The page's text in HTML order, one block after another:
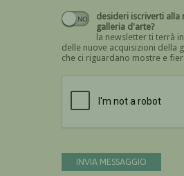
desideri iscriverti alla
galleria d'arte?
la newsletter ti terrà
delle nuove acquisizioni della
che ci riguardano mostre e
INVIA MESSAGGIO